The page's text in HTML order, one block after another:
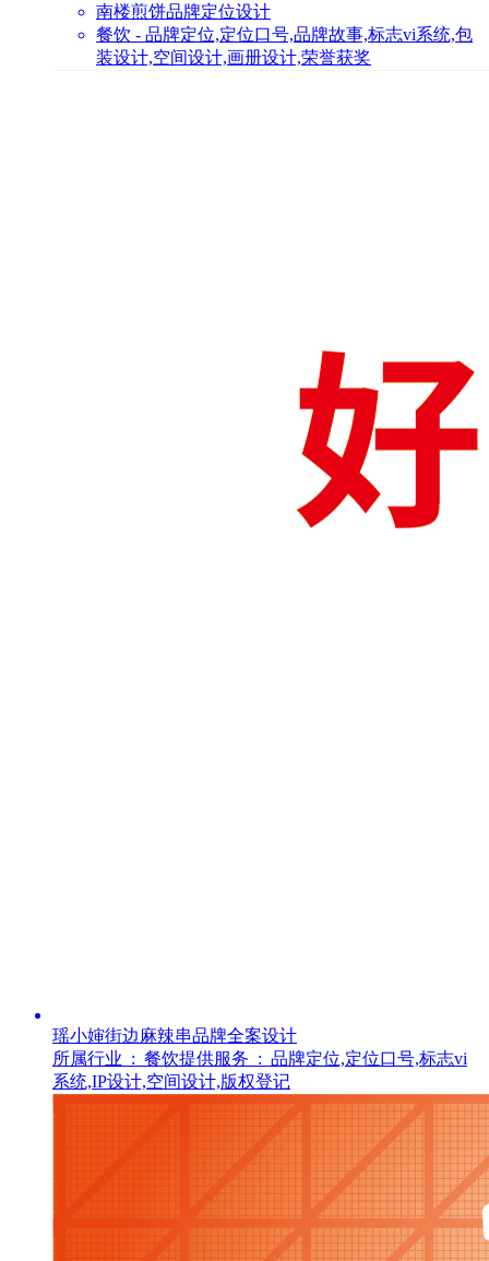
南楼煎饼品牌定位设计
餐饮 - 品牌定位,定位口号,品牌故事,标志vi系统,包
装设计,空间设计,画册设计,荣誉获奖
瑶小婶街边麻辣串品牌全案设计
所属行业 : 餐饮提供服务 : 品牌定位,定位口号,标志vi
系统,IP设计,空间设计,版权登记